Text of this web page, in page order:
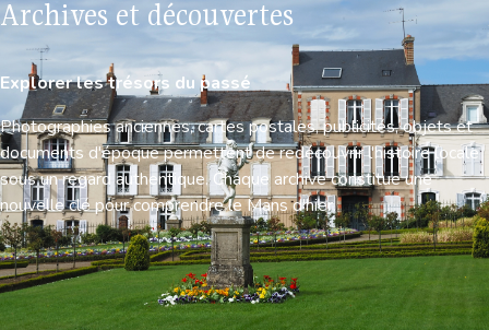
Archives et découvertes
Explorer les trésors du passé
Photographies anciennes, cartes postales, publicités, objets et
documents d'époque permettent de redécouvrir l'histoire locale
sous un regard authentique. Chaque archive constitue une
nouvelle clé pour comprendre le Mans d'hier.